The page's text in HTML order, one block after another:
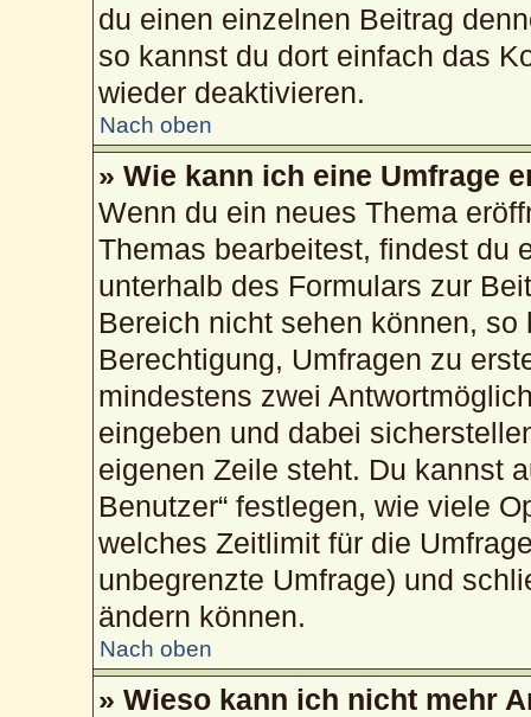
du einen einzelnen Beitrag
so kannst du dort einfach das
wieder deaktivieren.
Nach oben
» Wie kann ich eine Umfrage
Wenn du ein neues Thema
Themas bearbeitest, findest du
unterhalb des Formulars zur
Bereich nicht sehen können,
Berechtigung, Umfragen zu
mindestens zwei
eingeben und dabei
eigenen Zeile steht. Du kannst
Benutzer“ festlegen, wie viele
welches Zeitlimit für die
unbegrenzte Umfrage) und
ändern können.
Nach oben
» Wieso kann ich nicht mehr